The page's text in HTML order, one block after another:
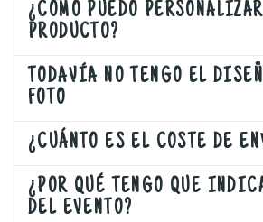
¿CÓMO PUEDO
PRODUCTO?
TODAVÍA NO TENGO EL
FOTO
¿CUÁNTO ES EL COSTE DE
¿POR QUÉ TENGO QUE
DEL EVENTO?